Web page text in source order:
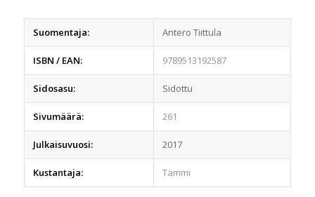
Suomentaja: Antero Tiittula
ISBN / EAN: 9789513192587
Sidosasu: Sidottu
Sivumäärä: 261
Julkaisuvuosi: 2017
Kustantaja: Tammi